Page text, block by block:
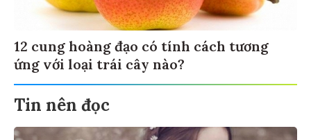
12 cung hoàng đạo có tính cách tương
ứng với loại trái cây nào?
Tin nên đọc